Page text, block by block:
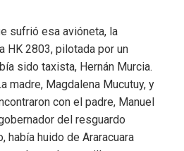
sufrió esa avióneta, la
HK 2803, pilotada por un
sido taxista, Hernán Murcia.
madre, Magdalena Mucutuy, y
con el padre, Manuel
del resguardo
había huido de Araracuara